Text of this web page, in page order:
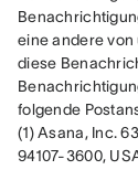
eine andere von
diese
folgende
(1) Asana, Inc.
94107-3600,